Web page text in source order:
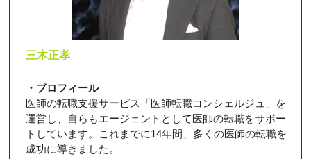
三木正孝
・プロフィール
医師の転職支援サービス「医師転職コンシェルジュ」を
運営し、自らもエージェントとして医師の転職をサポー
トしています。これまでに14年間、多くの医師の転職を
成功に導きました。